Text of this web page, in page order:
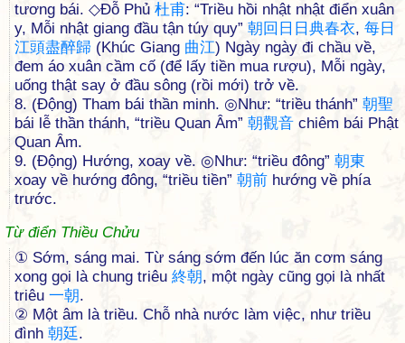
tương bái. ◇Đỗ Phủ 杜甫: “Triều hồi nhật nhật điển xuân
y, Mỗi nhật giang đầu tận túy quy” 朝回 日 日 典春衣, 每 日
江頭盡醉歸 (Khúc Giang 曲江) Ngày ngày đi chầu về,
đem áo xuân cầm cố (để lấy tiền mua rượu), Mỗi ngày,
uống thật say ở đầu sông (rồi mới) trở về.
8. (Động) Tham bái thần minh. ◎Như: “triều thánh” 朝聖
bái lễ thần thánh, “triều Quan Âm” 朝觀音 chiêm bái Phật
Quan Âm.
9. (Động) Hướng, xoay về. ◎Như: “triều đông” 朝東
xoay về hướng đông, “triều tiền” 朝前 hướng về phía
trước.
Từ điển Thiều Chửu
① Sớm, sáng mai. Từ sáng sớm đến lúc ăn cơm sáng
xong gọi là chung triêu 終朝, một ngày cũng gọi là nhất
triêu 一朝.
② Một âm là triều. Chỗ nhà nước làm việc, như triều
đình 朝廷.